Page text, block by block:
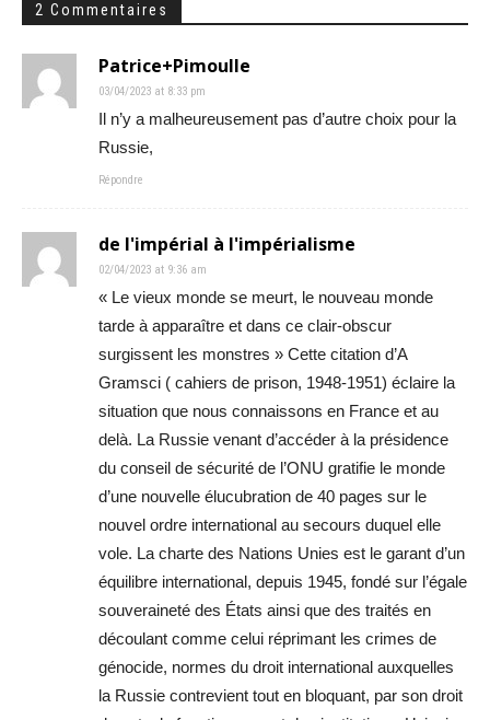
2 Commentaires
Patrice+Pimoulle
03/04/2023 at 8:33 pm
Il n’y a malheureusement pas d’autre choix pour la
Russie,
Répondre
de l'impérial à l'impérialisme
02/04/2023 at 9:36 am
« Le vieux monde se meurt, le nouveau monde
tarde à apparaître et dans ce clair-obscur
surgissent les monstres » Cette citation d’A
Gramsci ( cahiers de prison, 1948-1951) éclaire la
situation que nous connaissons en France et au
delà. La Russie venant d’accéder à la présidence
du conseil de sécurité de l’ONU gratifie le monde
d’une nouvelle élucubration de 40 pages sur le
nouvel ordre international au secours duquel elle
vole. La charte des Nations Unies est le garant d’un
équilibre international, depuis 1945, fondé sur l’égale
souveraineté des États ainsi que des traités en
découlant comme celui réprimant les crimes de
génocide, normes du droit international auxquelles
la Russie contrevient tout en bloquant, par son droit